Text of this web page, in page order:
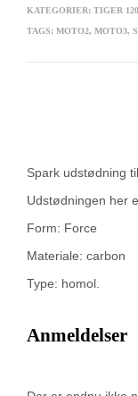
KATEGORIER: TIGER
TAGS: MOTO2, MOTO3,
Spark udstødning
Udstødningen her
Form: Force
Materiale: carbon
Type: homol.
Anmeldelser